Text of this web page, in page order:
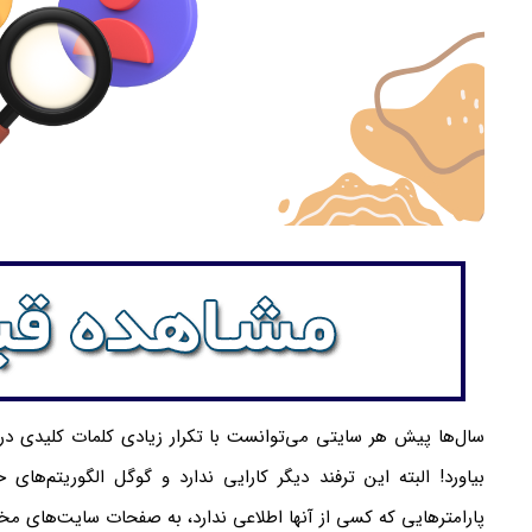
سال‌ها پیش هر سایتی می‌توانست با تکرار زیادی کلمات
بیاورد! البته این ترفند دیگر کارایی ندارد و گوگل
پارامترهایی که کسی از آنها اطلاعی ندارد، به صفحات سایت‌های